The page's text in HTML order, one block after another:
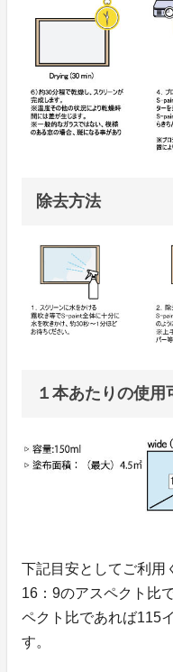
除去方法
１本あたりの使用
下記目安としてご利用
16：9のアスペクト比
ペクト比であれば115
す。